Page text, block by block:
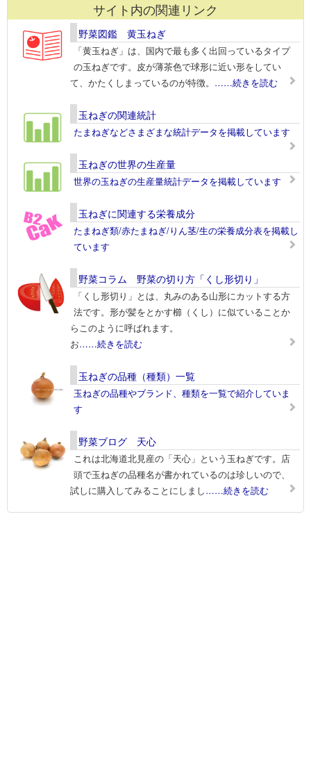
サイト内の関連リンク
野菜図鑑 黄玉ねぎ
「黄玉ねぎ」は、国内で最も多く出回っているタイプ
の玉ねぎです。皮が薄茶色で球形に近い形をしてい
て、かたくしまっているのが特徴。 ……続きを読む
玉ねぎの関連統計
たまねぎなどさまざまな統計データを掲載しています
玉ねぎの世界の生産量
世界の玉ねぎの生産量統計データを掲載しています
玉ねぎに関連する栄養成分
たまねぎ類/赤たまねぎ/りん茎/生の栄養成分表を掲載し
ています
野菜コラム 野菜の切り方「くし形切り」
「くし形切り」とは、丸みのある山形にカットする方
法です。形が髪をとかす櫛（くし）に似ていることか
らこのように呼ばれます。
お……続きを読む
玉ねぎの品種（種類）一覧
玉ねぎの品種やブランド、種類を一覧で紹介していま
す
野菜ブログ 天心
これは北海道北見産の「天心」という玉ねぎです。店
頭で玉ねぎの品種名が書かれているのは珍しいので、
試しに購入してみることにしまし……続きを読む